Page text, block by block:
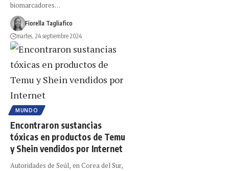
biomarcadores…
Fiorella Tagliafico
martes, 24 septiembre 2024
MUNDO
Encontraron sustancias
tóxicas en productos de Temu
y Shein vendidos por Internet
Autoridades de Seúl, en Corea del Sur,